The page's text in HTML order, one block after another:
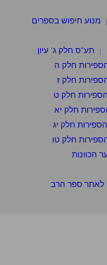
מנוע חיפוש בספרים
תע"ס חלק ג' עיון
חלק ה
חלק ז
חלק ט
חלק יא
חלק יג
חלק טו
הכוונות
לאתר ספר הרב